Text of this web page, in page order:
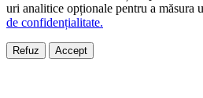
uri analitice opționale pentru a măsura
de confidențialitate.
Refuz Accept